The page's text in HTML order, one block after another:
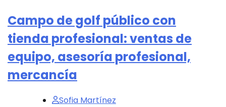
Campo de golf público con
tienda profesional: ventas de
equipo, asesoría profesional,
mercancía
Sofia Martínez